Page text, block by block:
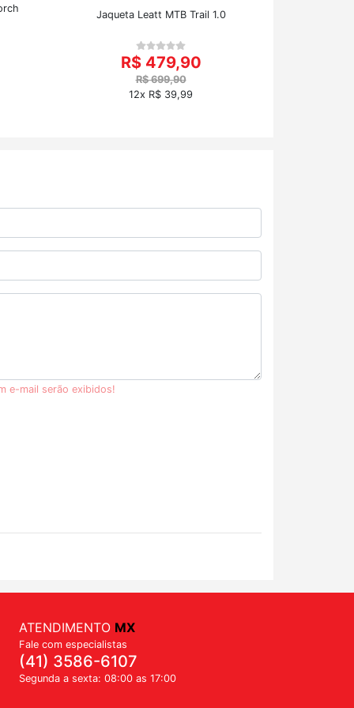
Jaqueta Leatt MTB Trail 1.0
R$ 479,90
R$ 699,90
12x R$ 39,99
e-mail serão exibidos!
ATENDIMENTO MX
Fale com especialistas
(41) 3586-6107
Segunda a sexta: 08:00 as 17:00